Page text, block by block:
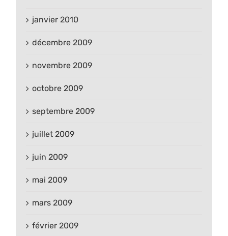
janvier 2010
décembre 2009
novembre 2009
octobre 2009
septembre 2009
juillet 2009
juin 2009
mai 2009
mars 2009
février 2009